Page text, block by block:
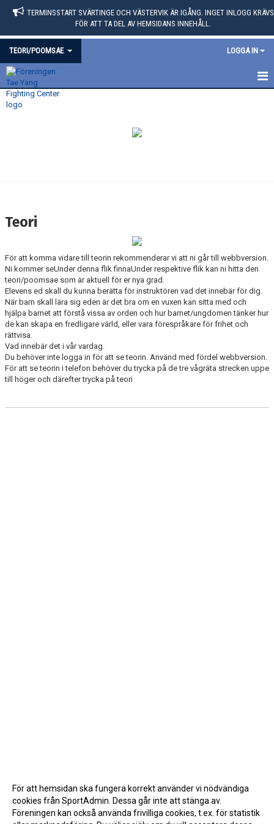
TERMINSSTART SVÄRTINGE OCH VÄSTERVIK ÄR IGÅNG. INGET INLOGG KRÄVS
FÖR ATT TA DEL AV HEMSIDANS INNEHÅLL.
TEORI/POOMSAE LOGGA IN
TEORI
FÖR TEORI OCH POOMSAE (TRYCK HÄR)
Teori
För att komma vidare till teorin rekommenderar vi att ni går till webbversion.
Ni kommer seUnder denna flik finnaUnder respektive flik kan ni hitta den
teori/poomsae som är aktuell för er nya grad.
Elevens ed skall du kunna berätta för instruktören vad det innebär för dig.
När barn skall lära sig eden är det bra om en vuxen kan sitta med och
hjälpa barnet att förstå vissa av orden och hur barnet/ungdomen tänker hur
de kan skapa en fredligare värld, eller vara förespråkare för frihet och
rättvisa.
Vad innebär det i vår vardag.
Du behöver inte logga in för att se teorin. Använd med fördel webbversion.
För att se teorin i telefon behöver du trycka på de tre vågräta strecken uppe
till höger och därefter trycka på teori
För att hemsidan ska fungera korrekt använder vi nödvändiga
cookies från SportAdmin. Dessa går inte att stänga av.
Föreningen kan också använda frivilliga cookies, t.ex. för statistik